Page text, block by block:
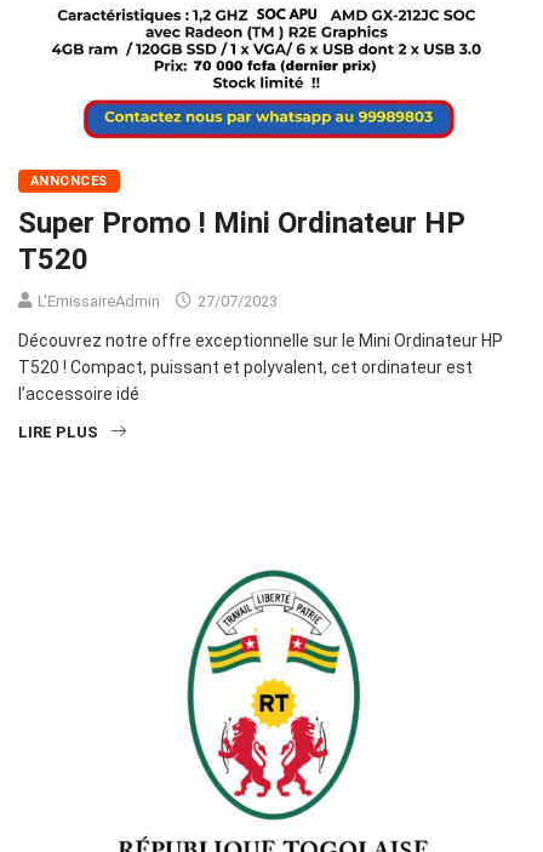
ANNONCES
Super Promo ! Mini Ordinateur HP
T520
L'EmissaireAdmin 27/07/2023
Découvrez notre offre exceptionnelle sur le Mini Ordinateur HP
T520 ! Compact, puissant et polyvalent, cet ordinateur est
l’accessoire idé
LIRE PLUS